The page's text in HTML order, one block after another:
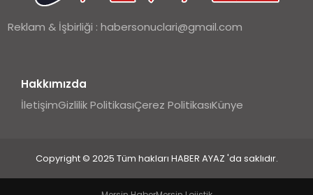
Reklam & İşbirliği :habersonuclari@gmail.com
Hakkımızda
İletişimGizlilik PolitikasıÇerez PolitikasıKünye
Copyright © 2025 Tüm hakları HABER AYAZ 'da saklıdır.